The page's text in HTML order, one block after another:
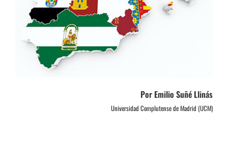
Por Emilio Suñé Llinás
Universidad Complutense de Madrid (UCM)